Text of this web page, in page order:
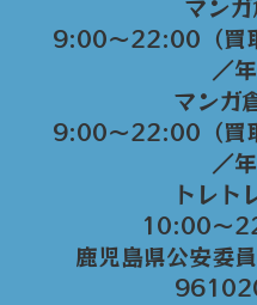
マンガ
9:00～22:00（買
／
マンガ
9:00〜22:00（買
／
トレト
10:00〜
鹿児島県公安委